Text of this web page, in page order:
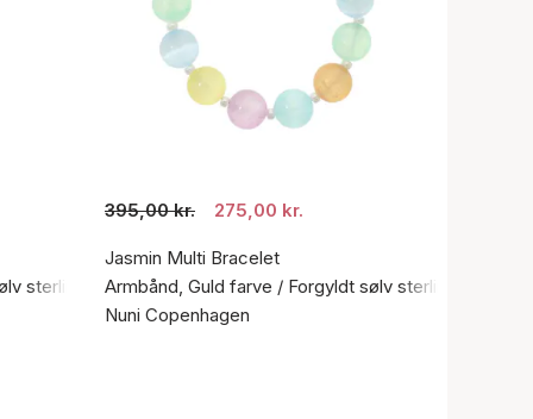
sterling 925
395,00 kr. 275,00 kr.
Jasmin Multi Bracelet
Armbånd, Guld farve / Forgyldt sølv sterling 925
Nuni Copenhagen